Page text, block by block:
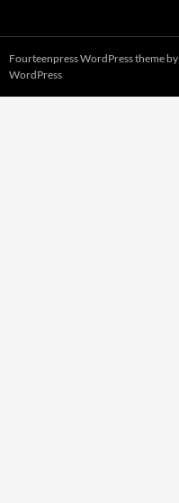
Fourteenpress WordPress theme by
WordPress